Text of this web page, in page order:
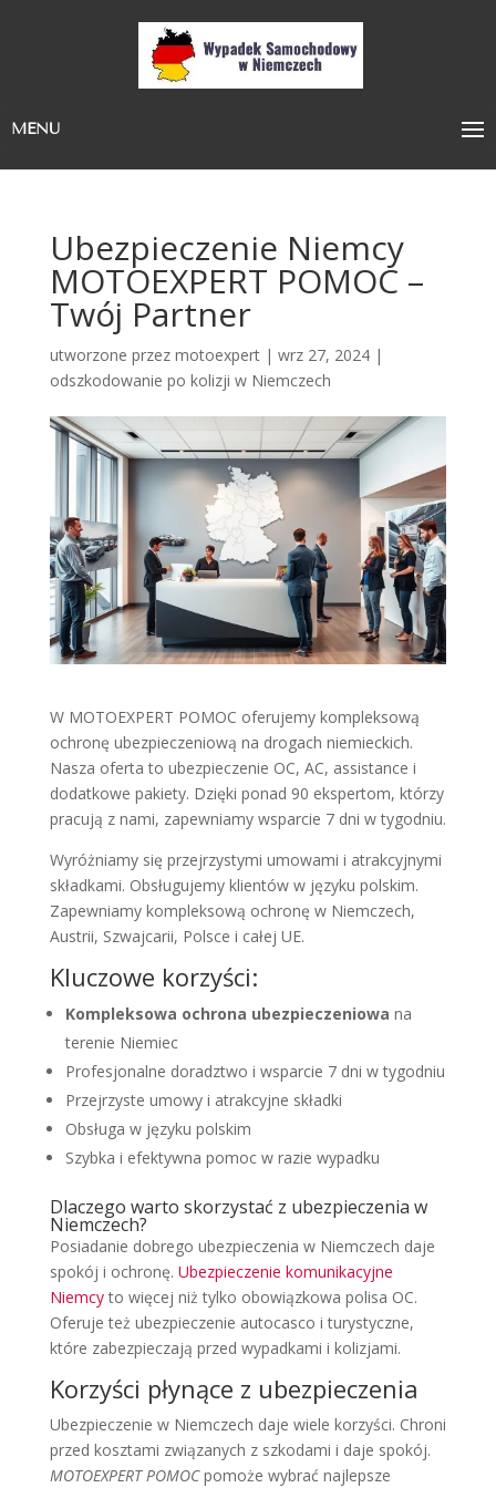
MENU
Ubezpieczenie Niemcy
MOTOEXPERT POMOC –
Twój Partner
utworzone przez motoexpert| wrz 27, 2024|
odszkodowanie po kolizji w Niemczech
W MOTOEXPERT POMOC oferujemy kompleksową
ochronę ubezpieczeniową na drogach niemieckich.
Nasza oferta to ubezpieczenie OC, AC, assistance i
dodatkowe pakiety. Dzięki ponad 90 ekspertom, którzy
pracują z nami, zapewniamy wsparcie 7 dni w tygodniu.
Wyróżniamy się przejrzystymi umowami i atrakcyjnymi
składkami. Obsługujemy klientów w języku polskim.
Zapewniamy kompleksową ochronę w Niemczech,
Austrii, Szwajcarii, Polsce i całej UE.
Kluczowe korzyści:
Kompleksowa ochrona ubezpieczeniowa na
terenie Niemiec
Profesjonalne doradztwo i wsparcie 7 dni w tygodniu
Przejrzyste umowy i atrakcyjne składki
Obsługa w języku polskim
Szybka i efektywna pomoc w razie wypadku
Dlaczego warto skorzystać z ubezpieczenia w
Niemczech?
Posiadanie dobrego ubezpieczenia w Niemczech daje
spokój i ochronę. Ubezpieczenie komunikacyjne
Niemcyto więcej niż tylko obowiązkowa polisa OC.
Oferuje też ubezpieczenie autocasco i turystyczne,
które zabezpieczają przed wypadkami i kolizjami.
Korzyści płynące z ubezpieczenia
Ubezpieczenie w Niemczech daje wiele korzyści. Chroni
przed kosztami związanych z szkodami i daje spokój.
MOTOEXPERT POMOCpomoże wybrać najlepsze